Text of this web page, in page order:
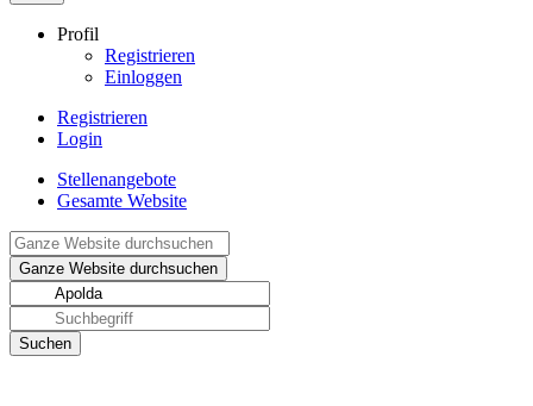
Profil
Registrieren
Einloggen
Registrieren
Login
Stellenangebote
Gesamte Website